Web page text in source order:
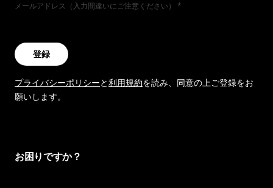
メールアドレス（入力間違いにご注意ください）
登録
プライバシーポリシーと利用規約を読み、同意の上ご登録をお
願いします。
お困りですか？